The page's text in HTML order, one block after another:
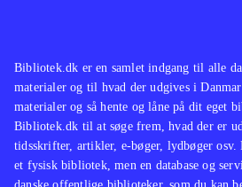
med en sangstjerne i maven.
Bibliotek.dk er en samlet indgang til alle
materialer og til hvad der udgives i
materialer og så hente og låne på dit eget
Bibliotek.dk til at søge frem, hvad der er
tidsskrifter, artikler, e-bøger, lydbøger
et fysisk bibliotek, men en database og